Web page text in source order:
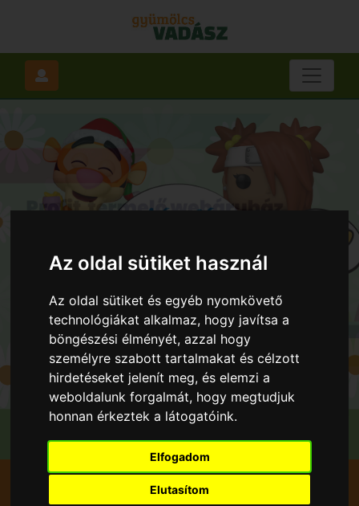
Az oldal sütiket használ
Az oldal sütiket és egyéb nyomkövető
technológiákat alkalmaz, hogy javítsa a
böngészési élményét, azzal hogy
személyre szabott tartalmakat és célzott
hirdetéseket jelenít meg, és elemzi a
weboldalunk forgalmát, hogy megtudjuk
honnan érkeztek a látogatóink.
Elfogadom
Elutasítom
Szedd magad Szilva
Gyöngyös
"Székely föld" Székely családi gazdaság